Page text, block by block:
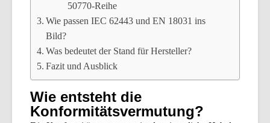
50770-Reihe
Wie passen IEC 62443 und EN 18031 ins
Bild?
Was bedeutet der Stand für Hersteller?
Fazit und Ausblick
Wie entsteht die
Konformitätsvermutung?